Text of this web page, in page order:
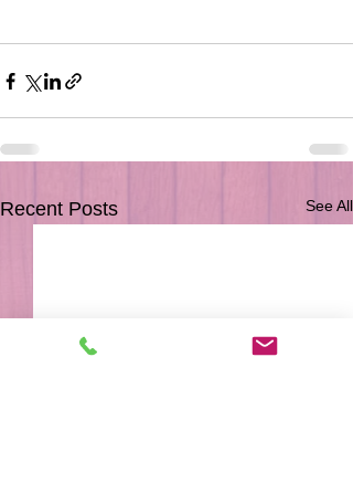
Recent Posts See All